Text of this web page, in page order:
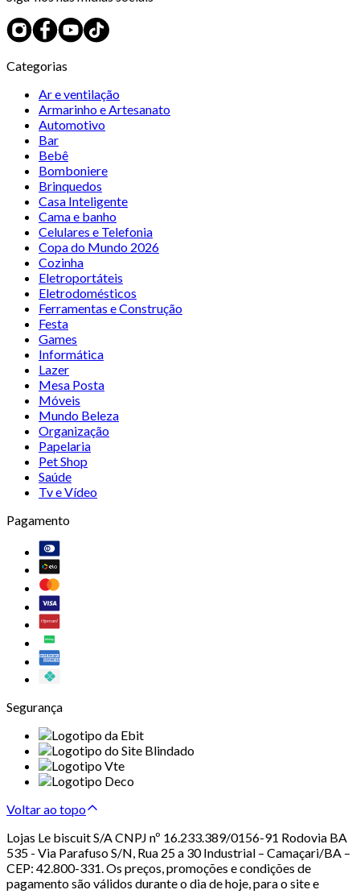
Categorias
Ar e ventilação
Armarinho e Artesanato
Automotivo
Bar
Bebê
Bomboniere
Brinquedos
Casa Inteligente
Cama e banho
Celulares e Telefonia
Copa do Mundo 2026
Cozinha
Eletroportáteis
Eletrodomésticos
Ferramentas e Construção
Festa
Games
Informática
Lazer
Mesa Posta
Móveis
Mundo Beleza
Organização
Papelaria
Pet Shop
Saúde
Tv e Vídeo
Pagamento
Segurança
Voltar ao topo
Lojas Le biscuit S/A CNPJ nº 16.233.389/0156-91 Rodovia BA
535 - Via Parafuso S/N, Rua 25 a 30 Industrial – Camaçari/BA –
CEP: 42.800-331. Os preços, promoções e condições de
pagamento são válidos durante o dia de hoje, para o site e